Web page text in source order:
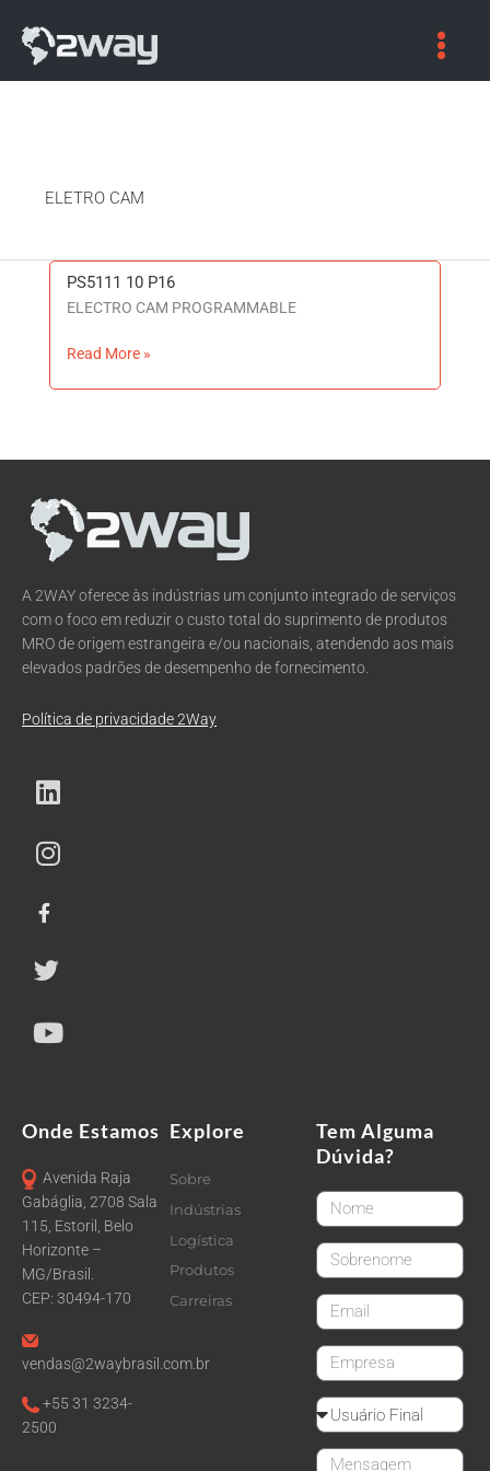
ELETRO CAM
PS5111 10 P16
ELECTRO CAM PROGRAMMABLE
PS5111
10
Read More »
A 2WAY oferece às indústrias um conjunto integrado de serviços
com o foco em reduzir o custo total do suprimento de produtos
MRO de origem estrangeira e/ou nacionais, atendendo aos mais
elevados padrões de desempenho de fornecimento.
Política de privacidade 2Way
Onde Estamos
Avenida Raja
Gabáglia, 2708 Sala
115, Estoril, Belo
Horizonte –
MG/Brasil.
CEP: 30494-170
vendas@2waybrasil.com.br
+55 31 3234-
2500
Explore
Sobre
Indústrias
Logística
Produtos
Carreiras
Tem Alguma
Dúvida?
FirstName
LastName
email
CompanyName
Reseller
Message